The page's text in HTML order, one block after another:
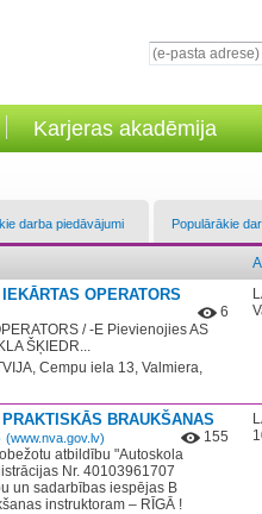
Karjeras akadēmija
darba piedāvājumi Populārākie
OPERATORS
6
/ -E Pievienojies AS
ŠĶIEDR...
Cempu iela 13, Valmiera,
BRAUKŠANAS
(www.nva.gov.lv)
155
atbildību "Autoskola
Nr. 40103961707
un sadarbības iespējas B
instruktoram – RĪGĀ !